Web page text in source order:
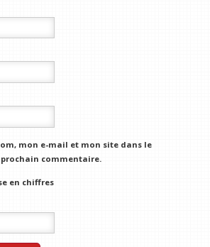
mon e-mail et mon site dans le
commentaire.
en chiffres